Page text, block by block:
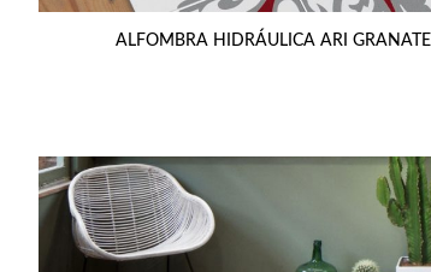
ALFOMBRA HIDRÁULICA ARI GRANATE